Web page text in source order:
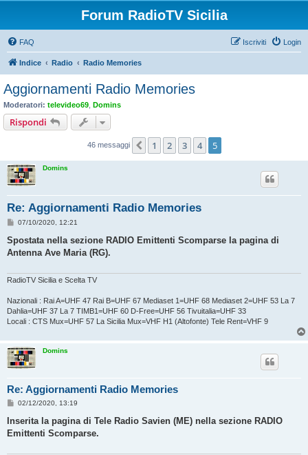
Forum RadioTV Sicilia
FAQ Login
Iscriviti
Indice Radio Radio Memories
Aggiornamenti Radio Memories
Moderatori: televideo69 Domins
Rispondi
46 messaggi Precedente
1 2 3 4 5
Domins
Re: Aggiornamenti Radio Memories
M
s
s
a
i
07/10/2020, 12:21
Spostata nella sezione RADIO Emittenti Scomparse la pagina di
Antenna Ave Maria (RG).
RadioTV Sicilia e Scelta TV
Nazionali : Rai A=UHF 47 Rai B=UHF 67 Mediaset 1=UHF 68 Mediaset 2=UHF 53 La 7
Dahlia=UHF 37 La 7 TIMB1=UHF 60 D-Free=UHF 56 Tivuitalia=UHF 33
Locali : CTS Mux=UHF 57 La Sicilia Mux=VHF H1 (Altofonte) Tele Rent=VHF 9
Domins
Re: Aggiornamenti Radio Memories
M
s
a
02/12/2020, 13:19
Inserita la pagina di Tele Radio Savien (ME) nella sezione RADIO
Emittenti Scomparse.